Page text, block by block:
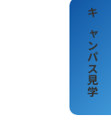
キャンパス見学